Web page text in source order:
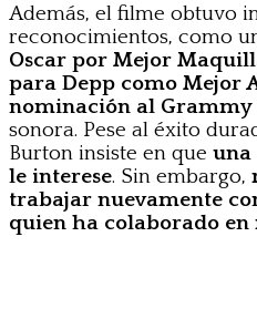
Además, el filme obtuvo
reconocimientos, como
Oscar por Mejor
para Depp como Mejor
nominación al Grammy
sonora. Pese al éxito
Burton insiste en que una
le interese. Sin embargo,
trabajar nuevamente
quien ha colaborado en